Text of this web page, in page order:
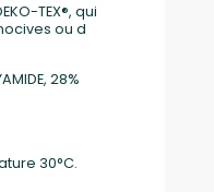
TEX®, qui
ou d
28%
30°C.